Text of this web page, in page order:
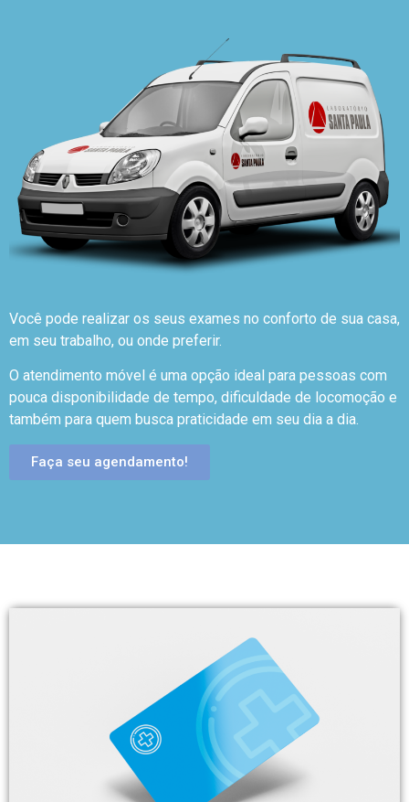
Você pode realizar os seus exames no conforto de sua casa,
em seu trabalho, ou onde preferir.
O atendimento móvel é uma opção ideal para pessoas com
pouca disponibilidade de tempo, dificuldade de locomoção e
também para quem busca praticidade em seu dia a dia.
Faça seu agendamento!